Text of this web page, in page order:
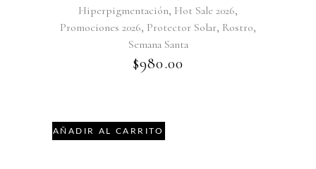
Hiperpigmentación, Hot Sale 2026,
Promociones 2026, Protector Solar, Rostro,
Semana Santa
$980.00
AÑADIR AL CARRITO